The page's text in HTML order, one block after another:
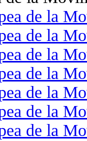
de la
de la
de la
de la
de la
de la
de la